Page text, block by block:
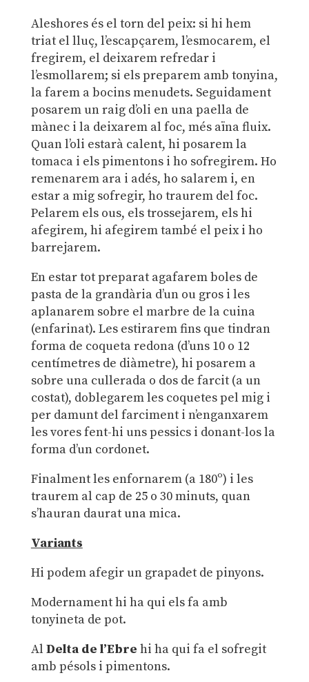
Aleshores és el torn del peix: si hi hem
triat el lluç, l’escapçarem, l’esmocarem, el
fregirem, el deixarem refredar i
l’esmollarem; si els preparem amb tonyina,
la farem a bocins menudets. Seguidament
posarem un raig d’oli en una paella de
mànec i la deixarem al foc, més aïna fluix.
Quan l’oli estarà calent, hi posarem la
tomaca i els pimentons i ho sofregirem. Ho
remenarem ara i adés, ho salarem i, en
estar a mig sofregir, ho traurem del foc.
Pelarem els ous, els trossejarem, els hi
afegirem, hi afegirem també el peix i ho
barrejarem.
En estar tot preparat agafarem boles de
pasta de la grandària d’un ou gros i les
aplanarem sobre el marbre de la cuina
(enfarinat). Les estirarem fins que tindran
forma de coqueta redona (d’uns 10 o 12
centímetres de diàmetre), hi posarem a
sobre una cullerada o dos de farcit (a un
costat), doblegarem les coquetes pel mig i
per damunt del farciment i n’enganxarem
les vores fent-hi uns pessics i donant-los la
forma d’un cordonet.
Finalment les enfornarem (a 180º) i les
traurem al cap de 25 o 30 minuts, quan
s’hauran daurat una mica.
Variants
Hi podem afegir un grapadet de pinyons.
Modernament hi ha qui els fa amb
tonyineta de pot.
Al Delta de l’Ebre hi ha qui fa el sofregit
amb pésols i pimentons.